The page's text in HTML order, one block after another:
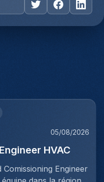
05/08/2026
HVAC
Engineer